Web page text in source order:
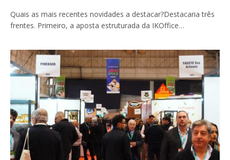
Quais as mais recentes novidades a destacar?Destacaria três
frentes. Primeiro, a aposta estruturada da IKOffice…